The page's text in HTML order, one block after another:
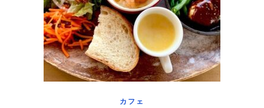
カフェ